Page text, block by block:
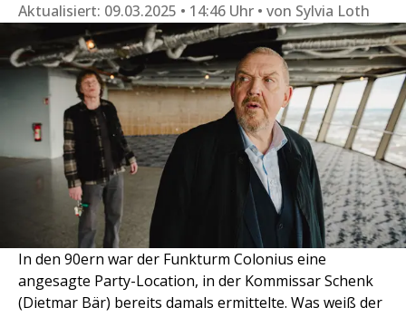
Aktualisiert: 09.03.2025 • 14:46 Uhr von Sylvia Loth
In den 90ern war der Funkturm Colonius eine
angesagte Party-Location, in der Kommissar Schenk
(Dietmar Bär) bereits damals ermittelte. Was weiß der